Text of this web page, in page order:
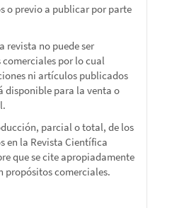
o previo a publicar por parte
revista no puede ser
por lo cual
ni artículos publicados
disponible para la venta o
parcial o total, de los
en la Revista Científica
que se cite apropiadamente
propósitos comerciales.